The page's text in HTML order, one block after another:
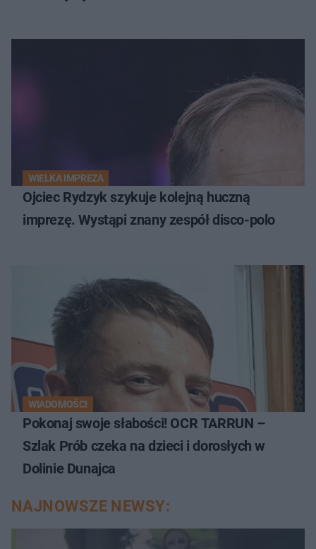
WIELKA IMPREZA
Ojciec Rydzyk szykuje kolejną huczną
imprezę. Wystąpi znany zespół disco-polo
WIADOMOŚCI
Pokonaj swoje słabości! OCR TARRUN –
Szlak Prób czeka na dzieci i dorosłych w
Dolinie Dunajca
NAJNOWSZE NEWSY: